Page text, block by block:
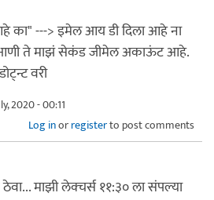
का" ---> इमेल आय डी दिला आहे ना
आणी ते माझं सेकंड जीमेल अकाऊंट आहे.
वरी
2020 - 00:11
Log inorregisterto post comments
माझी लेक्चर्स ११:३० ला संपल्या